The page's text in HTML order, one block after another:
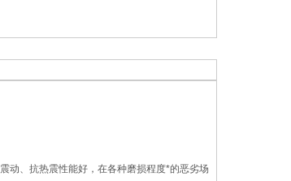
动、抗热震性能好，在各种磨损程度*的恶劣场